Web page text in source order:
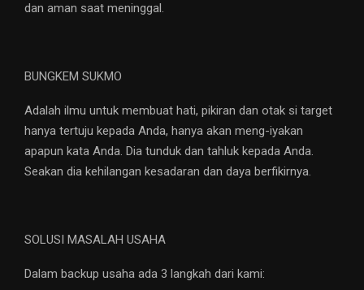
dan aman saat meninggal.
BUNGKEM SUKMO
Adalah ilmu untuk membuat hati, pikiran dan otak si target
hanya tertuju kepada Anda, hanya akan meng-iyakan
apapun kata Anda. Dia tunduk dan tahluk kepada Anda.
Seakan dia kehilangan kesadaran dan daya berfikirnya.
SOLUSI MASALAH USAHA
Dalam backup usaha ada 3 langkah dari kami: